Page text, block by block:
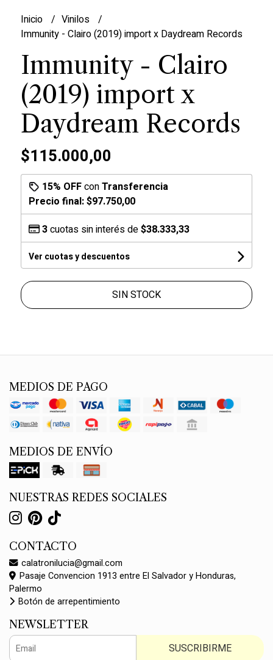
Inicio
Vinilos
Immunity - Clairo (2019) import x Daydream Records
Immunity - Clairo
(2019) import x
Daydream Records
$115.000,00
15% OFFconTransferencia
Precio final:$97.750,00
3cuotas sin interés de$38.333,33
Ver cuotas y descuentos
SIN STOCK
MEDIOS DE PAGO
MEDIOS DE ENVÍO
NUESTRAS REDES SOCIALES
CONTACTO
calatronilucia@gmail.com
Pasaje Convencion 1913 entre El Salvador y Honduras,
Palermo
Botón de arrepentimiento
NEWSLETTER
SUSCRIBIRME